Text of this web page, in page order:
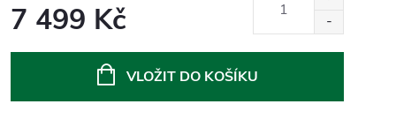
7 499 Kč
VLOŽIT DO KOŠÍKU